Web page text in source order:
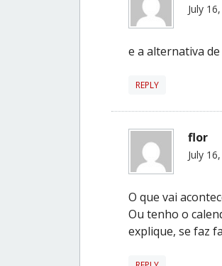
July
e a alternativa
REPLY
flor
July
O que vai
Ou tenho o
explique, se faz